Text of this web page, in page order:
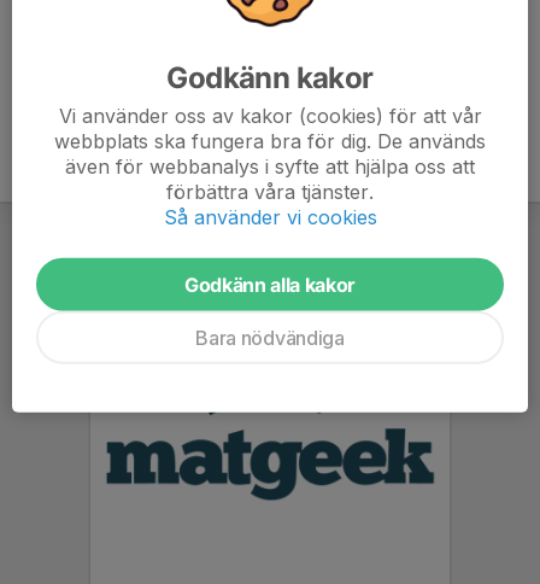
Godkänn kakor
Vi använder oss av kakor (cookies) för att vår
webbplats ska fungera bra för dig. De används
även för webbanalys i syfte att hjälpa oss att
förbättra våra tjänster.
Så använder vi cookies
Godkänn alla kakor
Bara nödvändiga